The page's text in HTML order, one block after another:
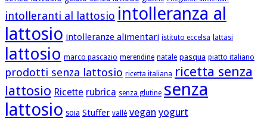
intolleranti al lattosio intolleranza al
lattosio intolleranze alimentari istituto eccelsa lattasi
lattosio marco pascazio merendine natale pasqua piatto italiano
prodotti senza lattosio ricetta italiana ricetta senza
lattosio Ricette rubrica senza glutine senza
lattosio soia Stuffer vallè vegan yogurt